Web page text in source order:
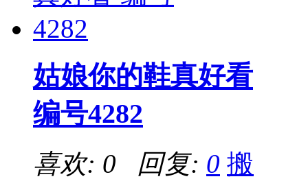
姑娘你的鞋真好看
编号4282
喜欢: 0 回复: 0 搬